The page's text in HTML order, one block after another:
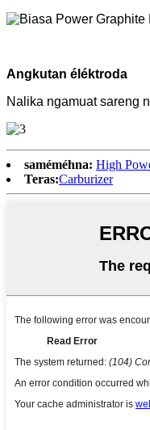
Angkutan éléktroda
Nalika ngamuat sareng
saméméhna: High
Teras:Carburizer